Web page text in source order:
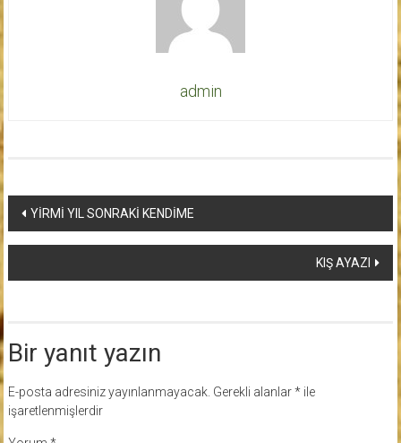
admin
Yazı
dolaşımı
YİRMİ YIL SONRAKİ KENDİME
KIŞ AYAZI
Bir yanıt yazın
E-posta adresiniz yayınlanmayacak. Gerekli alanlar*ile
işaretlenmişlerdir